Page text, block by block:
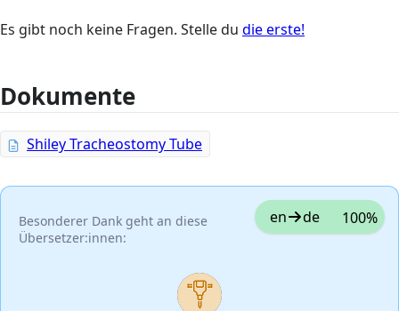
Es gibt noch keine Fragen. Stelle du die erste!
Dokumente
Shiley Tracheostomy Tube
Besonderer Dank geht an diese
Übersetzer:innen:
en de 100%